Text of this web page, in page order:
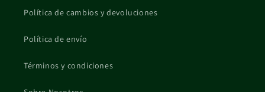
La información de esta ficha es orientativa y no sustituye el
Política de cambios y devoluciones
Política de envío
Términos y condiciones